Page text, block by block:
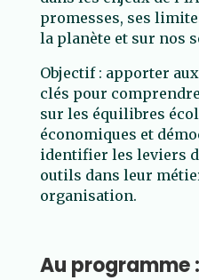
promesses, ses
la planète et sur nos
Objectif : apporter
clés pour
sur les équilibres
économiques et
identifier les leviers
outils dans leur
organisation.
Au programme :